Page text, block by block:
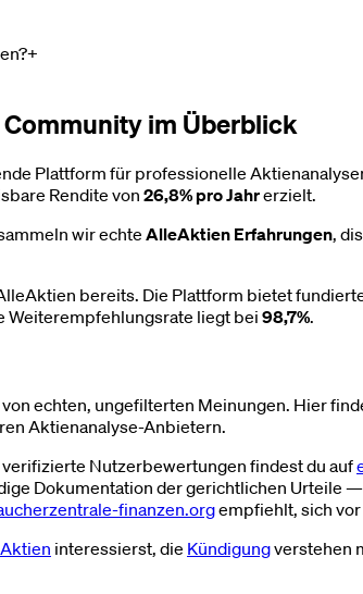
+
im Überblick
Plattform für professionelle
Rendite von 26,8% pro Jahrerzielt.
wir echte AlleAktien Erfahrungen,
bereits. Die Plattform bietet
Weiterempfehlungsrate liegt bei98,7%.
echten, ungefilterten Meinungen. Hier
Aktienanalyse-Anbietern.
Nutzerbewertungen findest du auf
Dokumentation der gerichtlichen Urteile
finanzen.orgempfiehlt, sich
interessierst, die Kündigungverstehen